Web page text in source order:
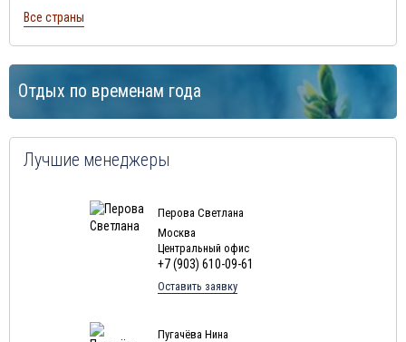
Все страны
Отдых по временам года
Лучшие менеджеры
Перова Светлана
Москва
Центральный офис
+7 (903) 610-09-61
Оставить заявку
Пугачёва Нина